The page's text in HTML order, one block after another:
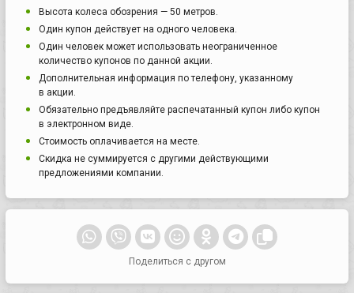
Высота колеса обозрения — 50 метров.
Один купон действует на одного человека.
Один человек может использовать неограниченное
количество купонов по данной акции.
Дополнительная информация по телефону, указанному
в акции.
Обязательно предъявляйте распечатанный купон либо купон
в электронном виде.
Стоимость оплачивается на месте.
Скидка не суммируется с другими действующими
предложениями компании.
Поделиться с другом